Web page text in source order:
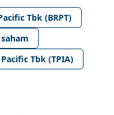
Tbk (BRPT)
Tbk (TPIA)